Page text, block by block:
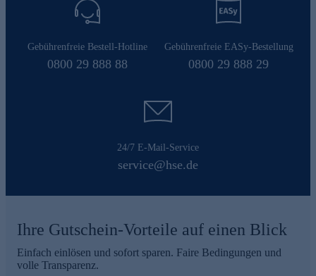
Gebührenfreie Bestell-Hotline
0800 29 888 88
Gebührenfreie EASy-Bestellung
0800 29 888 29
24/7 E-Mail-Service
service@hse.de
Ihre Gutschein-Vorteile auf einen Blick
Einfach einlösen und sofort sparen. Faire Bedingungen und
volle Transparenz.